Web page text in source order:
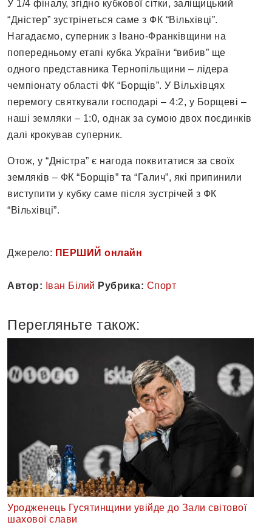
У 1/4 фіналу, згідно кубкової сітки, заліщицький
“Дністер” зустрінеться саме з ФК “Вільхівці”.
Нагадаємо, суперник з Івано-Франківщини на
попередньому етапі кубка України “вибив” ще
одного представника Тернопільщини – лідера
чемпіонату області ФК “Борщів”. У Вільхівцях
перемогу святкували господарі – 4:2, у Борщеві –
наші земляки – 1:0, однак за сумою двох поєдинків
далі крокував суперник.
Отож, у “Дністра” є нагода поквитатися за своїх
земляків – ФК “Борщів” та “Галич”, які припинили
виступити у кубку саме після зустрічей з ФК
“Вільхівці”.
Джерело: ПЕРШИЙ онлайн
Автор: Іван Білий Рубрика: Спорт
Перегляньте також:
Уродженець Гусятинщини увійде до Зали світової
шахової слави